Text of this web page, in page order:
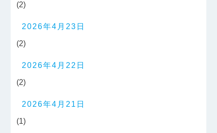
(2)
2026年4月23日
(2)
2026年4月22日
(2)
2026年4月21日
(1)